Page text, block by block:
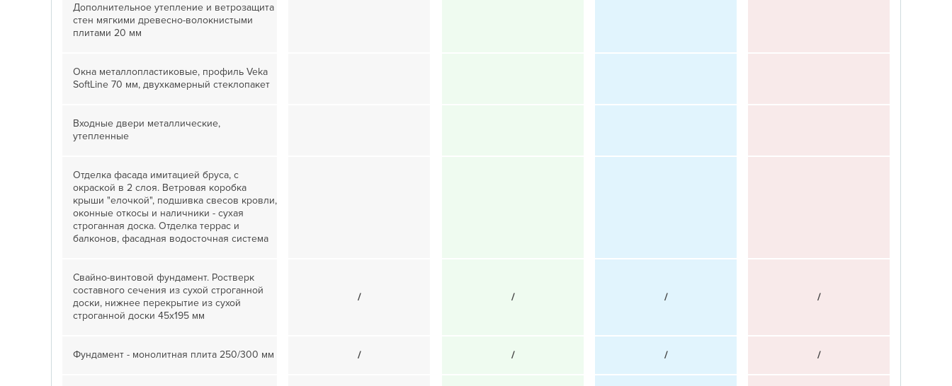
Дополнительное утепление и ветрозащита
стен мягкими древесно-волокнистыми
плитами 20 мм
Окна металлопластиковые, профиль Veka
SoftLine 70 мм, двухкамерный стеклопакет
Входные двери металлические,
утепленные
Отделка фасада имитацией бруса, с
окраской в 2 слоя. Ветровая коробка
крыши "елочкой", подшивка свесов кровли,
оконные откосы и наличники - сухая
строганная доска. Отделка террас и
балконов, фасадная водосточная система
Свайно-винтовой фундамент. Ростверк
составного сечения из сухой строганной
доски, нижнее перекрытие из сухой
строганной доски 45х195 мм
/ / / /
Фундамент - монолитная плита 250/300 мм / / / /